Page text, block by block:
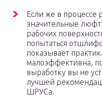
Если же в процессе
значительные
рабочих
попытаться
показывает
малоэффективна,
выработку вы не
лучшей
ШРУСа.